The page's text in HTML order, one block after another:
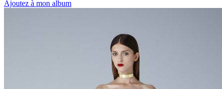
Ajoutez à mon album